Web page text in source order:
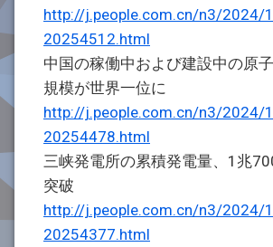
http://j.people.com.cn/n3/2024/
20254512.html
中国の稼働中および建設中の原
規模が世界一位に
http://j.people.com.cn/n3/2024/
20254478.html
三峡発電所の累積発電量、1兆
突破
http://j.people.com.cn/n3/2024/
20254377.html